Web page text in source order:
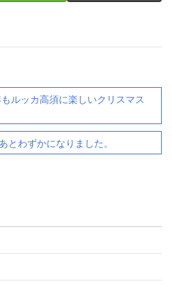
ルッカ高須に楽しいクリスマス
とわずかになりました。